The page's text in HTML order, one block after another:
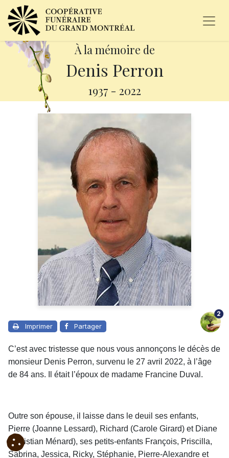
À la mémoire de
Denis Perron
1937 - 2022
Imprimer Partager
2
C’est avec tristesse que nous vous annonçons le décès de
monsieur Denis Perron, survenu le 27 avril 2022, à l’âge
de 84 ans. Il était l’époux de madame Francine Duval.
Outre son épouse, il laisse dans le deuil ses enfants,
Pierre (Joanne Lessard), Richard (Carole Girard) et Diane
(Christian Ménard), ses petits-enfants François, Priscilla,
Sabrina, Jessica, Ricky, Stéphanie, Pierre-Alexandre et